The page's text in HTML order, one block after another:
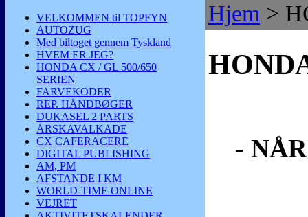
VELKOMMEN til TOPFYN
AUTOZUG
Med biltoget gennem Tyskland
HVEM ER JEG?
HONDA CX / GL 500/650
SERIEN
FARVEKODER
REP. HÅNDBØGER
DUKASEL 2 PARTS
ÅRSKAVALKADE
CX CAFERACERE
DIGITAL PUBLISHING
AM, PM
AFSTANDE I KM
WORLD-TIME ONLINE
VEJRET
Hjem >
-